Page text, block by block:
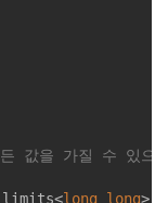
값을 가질 수 있으
long long>::